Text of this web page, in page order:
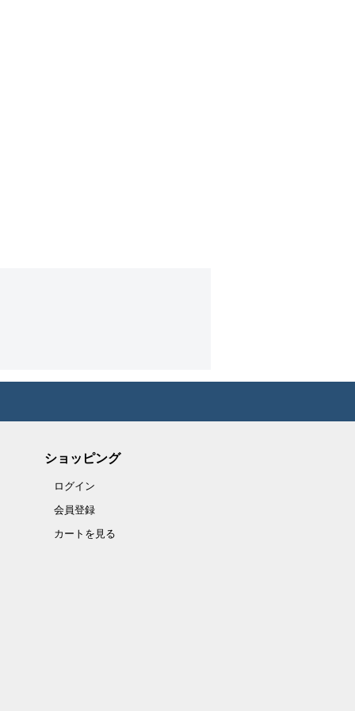
ショッピング
ログイン
会員登録
カートを見る